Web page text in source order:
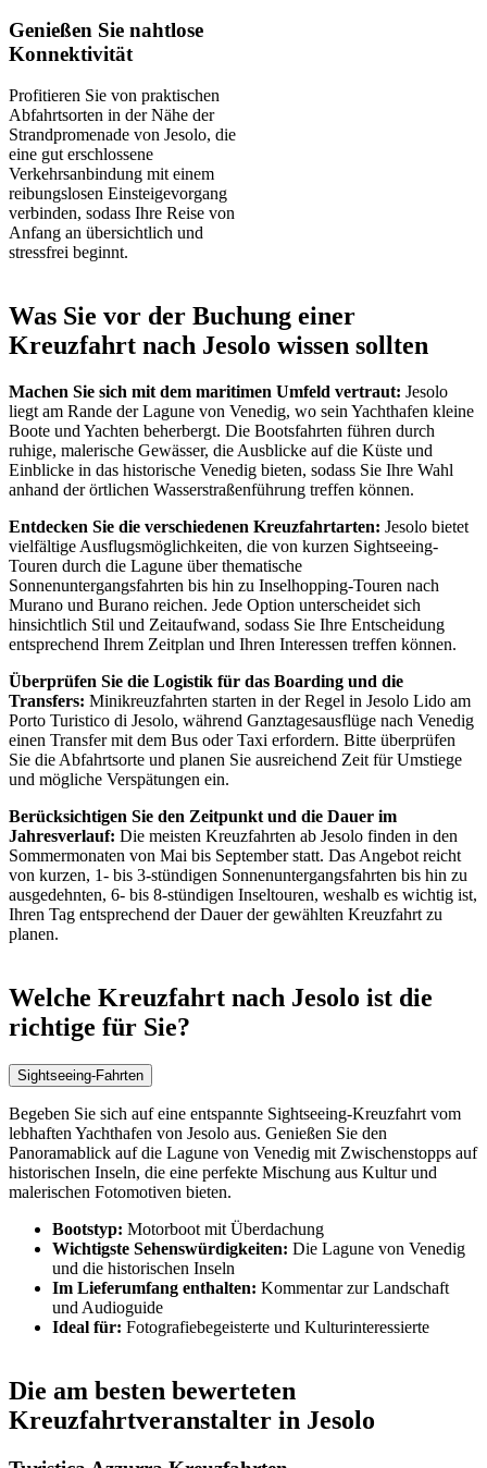
Genießen Sie nahtlose
Konnektivität
Profitieren Sie von praktischen
Abfahrtsorten in der Nähe der
Strandpromenade von Jesolo, die
eine gut erschlossene
Verkehrsanbindung mit einem
reibungslosen Einsteigevorgang
verbinden, sodass Ihre Reise von
Anfang an übersichtlich und
stressfrei beginnt.
Was Sie vor der Buchung einer
Kreuzfahrt nach Jesolo wissen sollten
Machen Sie sich mit dem maritimen Umfeld vertraut: Jesolo
liegt am Rande der Lagune von Venedig, wo sein Yachthafen kleine
Boote und Yachten beherbergt. Die Bootsfahrten führen durch
ruhige, malerische Gewässer, die Ausblicke auf die Küste und
Einblicke in das historische Venedig bieten, sodass Sie Ihre Wahl
anhand der örtlichen Wasserstraßenführung treffen können.
Entdecken Sie die verschiedenen Kreuzfahrtarten: Jesolo bietet
vielfältige Ausflugsmöglichkeiten, die von kurzen Sightseeing-
Touren durch die Lagune über thematische
Sonnenuntergangsfahrten bis hin zu Inselhopping-Touren nach
Murano und Burano reichen. Jede Option unterscheidet sich
hinsichtlich Stil und Zeitaufwand, sodass Sie Ihre Entscheidung
entsprechend Ihrem Zeitplan und Ihren Interessen treffen können.
Überprüfen Sie die Logistik für das Boarding und die
Transfers: Minikreuzfahrten starten in der Regel in Jesolo Lido am
Porto Turistico di Jesolo, während Ganztagesausflüge nach Venedig
einen Transfer mit dem Bus oder Taxi erfordern. Bitte überprüfen
Sie die Abfahrtsorte und planen Sie ausreichend Zeit für Umstiege
und mögliche Verspätungen ein.
Berücksichtigen Sie den Zeitpunkt und die Dauer im
Jahresverlauf: Die meisten Kreuzfahrten ab Jesolo finden in den
Sommermonaten von Mai bis September statt. Das Angebot reicht
von kurzen, 1- bis 3-stündigen Sonnenuntergangsfahrten bis hin zu
ausgedehnten, 6- bis 8-stündigen Inseltouren, weshalb es wichtig ist,
Ihren Tag entsprechend der Dauer der gewählten Kreuzfahrt zu
planen.
Welche Kreuzfahrt nach Jesolo ist die
richtige für Sie?
Sightseeing-Fahrten
Begeben Sie sich auf eine entspannte Sightseeing-Kreuzfahrt vom
lebhaften Yachthafen von Jesolo aus. Genießen Sie den
Panoramablick auf die Lagune von Venedig mit Zwischenstopps auf
historischen Inseln, die eine perfekte Mischung aus Kultur und
malerischen Fotomotiven bieten.
Bootstyp: Motorboot mit Überdachung
Wichtigste Sehenswürdigkeiten: Die Lagune von Venedig
und die historischen Inseln
Im Lieferumfang enthalten: Kommentar zur Landschaft
und Audioguide
Ideal für: Fotografiebegeisterte und Kulturinteressierte
Die am besten bewerteten
Kreuzfahrtveranstalter in Jesolo